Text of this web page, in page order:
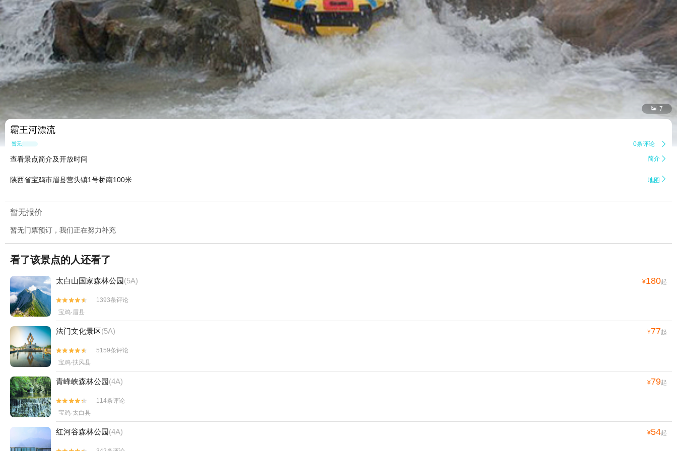
 7
霸王河漂流
暂无点评 0条评论 
查看景点简介及开放时间 简介 
陕西省宝鸡市眉县营头镇1号桥南100米 地图 
暂无报价
暂无门票预订，我们正在努力补充
看了该景点的人还看了
太白山国家森林公园(5A) ¥180起


1393条评论
宝鸡·眉县
法门文化景区(5A) ¥77起


5159条评论
宝鸡·扶风县
青峰峡森林公园(4A) ¥79起


114条评论
宝鸡·太白县
红河谷森林公园(4A) ¥54起